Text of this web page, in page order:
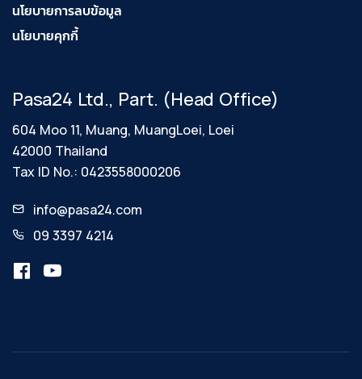
นโยบายการลบข้อมูล
นโยบายคุกกี้
Pasa24 Ltd., Part. (Head Office)
604 Moo 11, Muang, MuangLoei, Loei
42000 Thailand
Tax ID No.: 0423558000206
info@pasa24.com
09 3397 4214